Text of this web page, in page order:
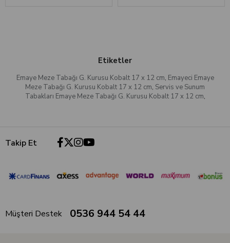
Etiketler
Emaye Meze Tabağı G. Kurusu Kobalt 17 x 12 cm, Emayeci Emaye
Meze Tabağı G. Kurusu Kobalt 17 x 12 cm, Servis ve Sunum
Tabakları Emaye Meze Tabağı G. Kurusu Kobalt 17 x 12 cm,
Takip Et
Müşteri Destek 0536 944 54 44